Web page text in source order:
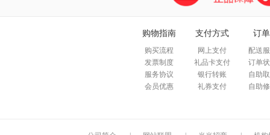
购物指南
购买流程
发票制度
服务协议
会员优惠
支付方式
网上支付
礼品卡支付
银行转账
礼券支付
订
配送
订单
自助
自助